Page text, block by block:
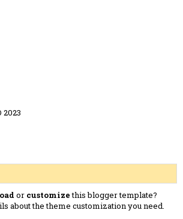
2023
or customizethis blogger template?
about the theme customization you need.